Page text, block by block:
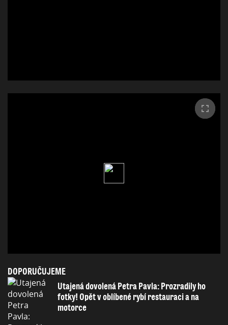
DOPORUČUJEME
Utajená dovolená Petra Pavla: Prozradily ho
fotky! Opět v oblíbené rybí restauraci a na
motorce